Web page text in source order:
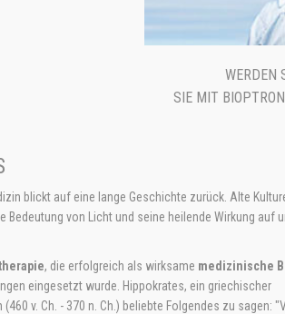
WERDEN
SIE MIT
blickt auf eine lange Geschichte zurück. Alte
Bedeutung von Licht und seine heilende Wirkung auf
, die erfolgreich als wirksame medizinische
eingesetzt wurde. Hippokrates, ein griechischer
v. Ch. - 370 n. Ch.) beliebte Folgendes zu sagen: